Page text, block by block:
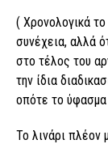
( Χρονολογικά
συνέχεια, αλλά
στο τέλος του
την ίδια
οπότε το ύφασμα
Το λινάρι πλέον